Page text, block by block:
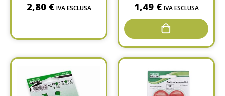
2,80 € IVA ESCLUSA 1,49 € IVA ESCLUSA